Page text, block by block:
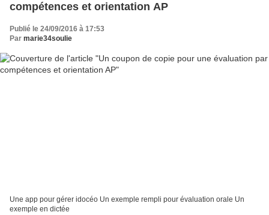
compétences et orientation AP
Publié le 24/09/2016 à 17:53
Par marie34soulie
Une app pour gérer idocéo Un exemple rempli pour évaluation orale Un
exemple en dictée